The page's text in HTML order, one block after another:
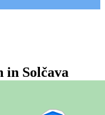
in Solčava